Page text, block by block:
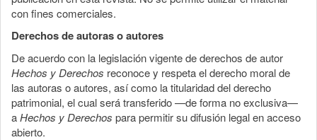
con fines comerciales.
Derechos de autoras o autores
De acuerdo con la legislación vigente de derechos de autor
Hechos y Derechos reconoce y respeta el derecho moral de
las autoras o autores, así como la titularidad del derecho
patrimonial, el cual será transferido —de forma no exclusiva—
aHechos y Derechos para permitir su difusión legal en acceso
abierto.